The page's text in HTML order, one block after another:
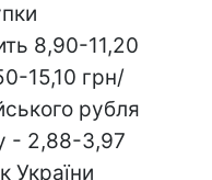
8,90-11,20
15,10 грн/
рубля
- 2,88-3,97
України